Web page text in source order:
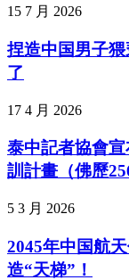
15 7 月 2026
捏造中国男子
了
17 4 月 2026
泰中記者協會
訓計畫（佛歷
5 3 月 2026
2045年中国航
造“天梯”！